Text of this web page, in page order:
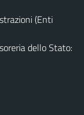
(Enti
dello Stato: